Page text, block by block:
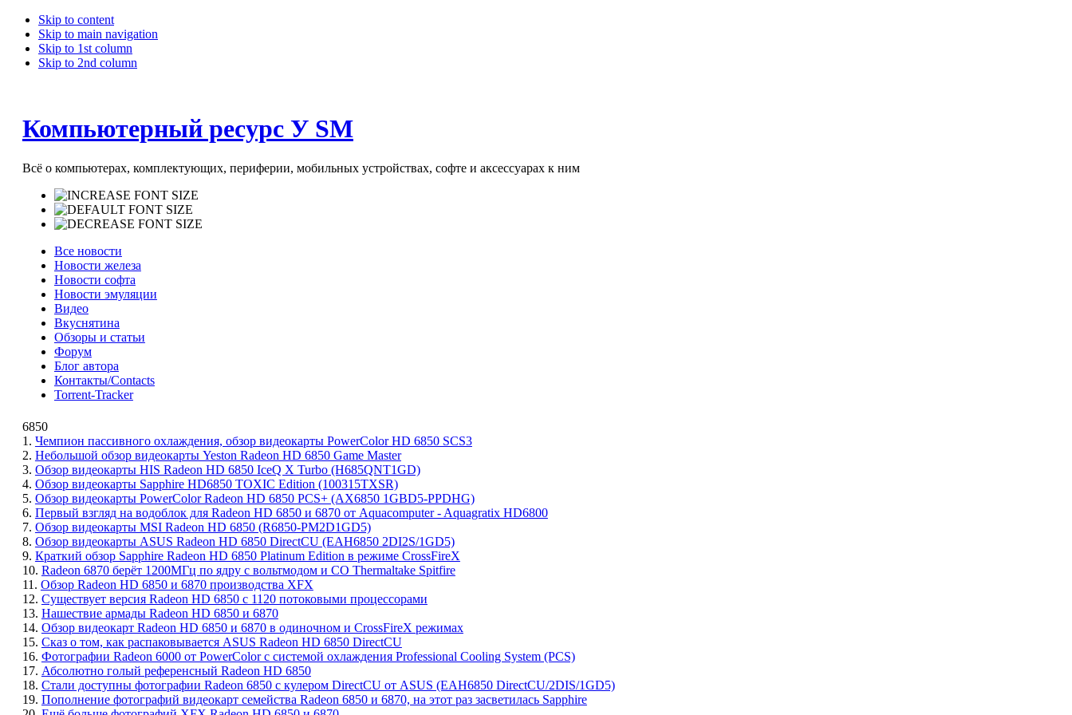
Skip to content
Skip to main navigation
Skip to 1st column
Skip to 2nd column
Компьютерный ресурс У SM
Всё о компьютерах, комплектующих, периферии, мобильных устройствах, софте и аксессуарах к ним
Все новости
Новости железа
Новости софта
Новости эмуляции
Видео
Вкуснятина
Обзоры и статьи
Форум
Блог автора
Контакты/Contacts
Torrent-Tracker
6850
1. Чемпион пассивного охлаждения, обзор видеокарты PowerColor HD 6850 SCS3
2. Небольшой обзор видеокарты Yeston Radeon HD 6850 Game Master
3. Обзор видеокарты HIS Radeon HD 6850 IceQ X Turbo (H685QNT1GD)
4. Обзор видеокарты Sapphire HD6850 TOXIC Edition (100315TXSR)
5. Обзор видеокарты PowerColor Radeon HD 6850 PCS+ (AX6850 1GBD5-PPDHG)
6. Первый взгляд на водоблок для Radeon HD 6850 и 6870 от Aquacomputer - Aquagratix HD6800
7. Обзор видеокарты MSI Radeon HD 6850 (R6850-PM2D1GD5)
8. Обзор видеокарты ASUS Radeon HD 6850 DirectCU (EAH6850 2DI2S/1GD5)
9. Краткий обзор Sapphire Radeon HD 6850 Platinum Edition в режиме CrossFireX
10. Radeon 6870 берёт 1200МГц по ядру с вольтмодом и СО Thermaltake Spitfire
11. Обзор Radeon HD 6850 и 6870 производства XFX
12. Существует версия Radeon HD 6850 с 1120 потоковыми процессорами
13. Нашествие армады Radeon HD 6850 и 6870
14. Обзор видеокарт Radeon HD 6850 и 6870 в одиночном и CrossFireX режимах
15. Сказ о том, как распаковывается ASUS Radeon HD 6850 DirectCU
16. Фотографии Radeon 6000 от PowerColor с системой охлаждения Professional Cooling System (PCS)
17. Абсолютно голый референсный Radeon HD 6850
18. Стали доступны фотографии Radeon 6850 с кулером DirectCU от ASUS (EAH6850 DirectCU/2DIS/1GD5)
19. Пополнение фотографий видеокарт семейства Radeon 6850 и 6870, на этот раз засветилась Sapphire